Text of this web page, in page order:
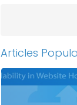
Articles